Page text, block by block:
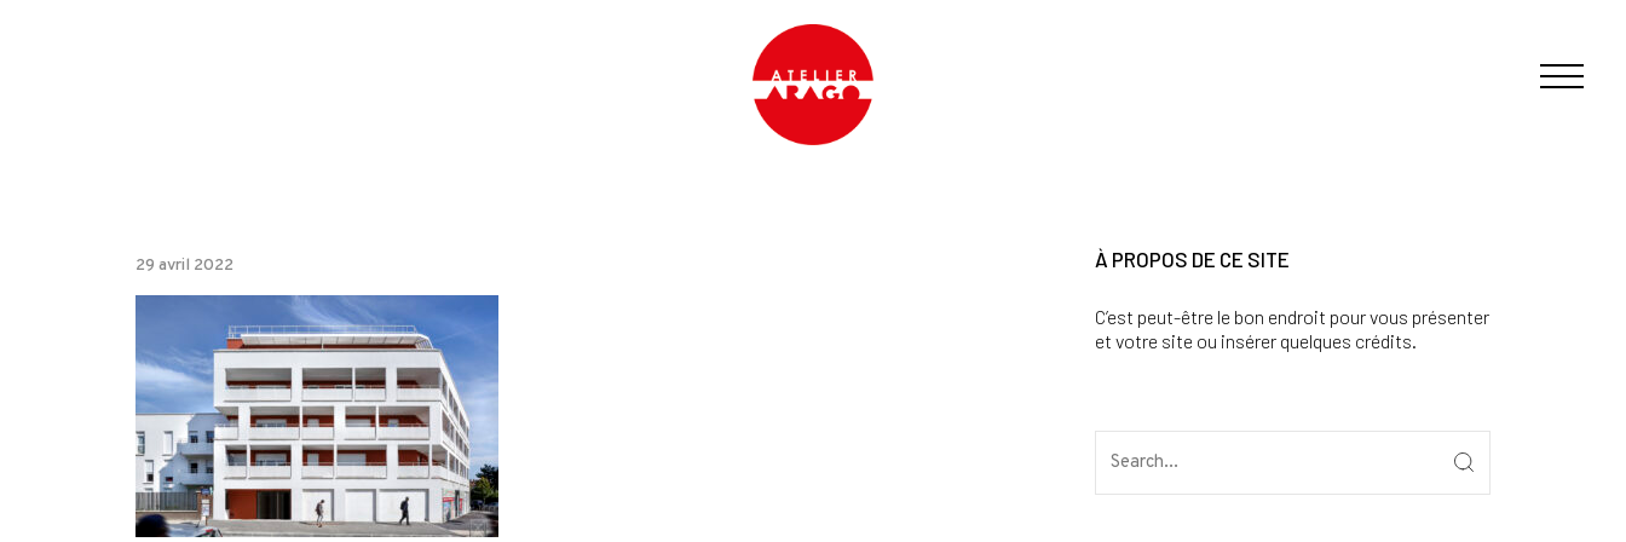
29 avril 2022 À PROPOS DE CE SITE
C’est peut-être le bon endroit pour vous présenter
et votre site ou insérer quelques crédits.